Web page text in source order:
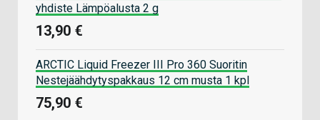
yhdiste Lämpöalusta 2 g
13,90 €
ARCTIC Liquid Freezer III Pro 360 Suoritin
Nestejäähdytyspakkaus 12 cm musta 1 kpl
75,90 €